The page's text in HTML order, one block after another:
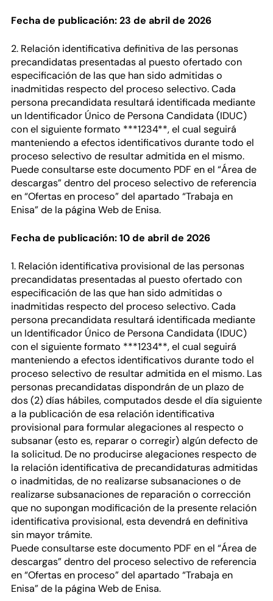
Fecha de publicación: 23 de abril de 2026
2. Relación identificativa definitiva de las personas
precandidatas presentadas al puesto ofertado con
especificación de las que han sido admitidas o
inadmitidas respecto del proceso selectivo. Cada
persona precandidata resultará identificada mediante
un Identificador Único de Persona Candidata (IDUC)
con el siguiente formato ***1234**, el cual seguirá
manteniendo a efectos identificativos durante todo el
proceso selectivo de resultar admitida en el mismo.
Puede consultarse este documento PDF en el “Área de
descargas” dentro del proceso selectivo de referencia
en “Ofertas en proceso” del apartado “Trabaja en
Enisa” de la página Web de Enisa.
Fecha de publicación: 10 de abril de 2026
1. Relación identificativa provisional de las personas
precandidatas presentadas al puesto ofertado con
especificación de las que han sido admitidas o
inadmitidas respecto del proceso selectivo. Cada
persona precandidata resultará identificada mediante
un Identificador Único de Persona Candidata (IDUC)
con el siguiente formato ***1234**, el cual seguirá
manteniendo a efectos identificativos durante todo el
proceso selectivo de resultar admitida en el mismo. Las
personas precandidatas dispondrán de un plazo de
dos (2) días hábiles, computados desde el día siguiente
a la publicación de esa relación identificativa
provisional para formular alegaciones al respecto o
subsanar (esto es, reparar o corregir) algún defecto de
la solicitud. De no producirse alegaciones respecto de
la relación identificativa de precandidaturas admitidas
o inadmitidas, de no realizarse subsanaciones o de
realizarse subsanaciones de reparación o corrección
que no supongan modificación de la presente relación
identificativa provisional, esta devendrá en definitiva
sin mayor trámite.
Puede consultarse este documento PDF en el “Área de
descargas” dentro del proceso selectivo de referencia
en “Ofertas en proceso” del apartado “Trabaja en
Enisa” de la página Web de Enisa.